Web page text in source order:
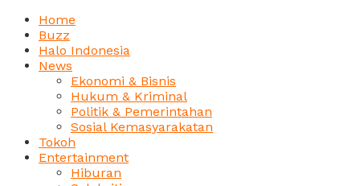
Home
Buzz
Halo Indonesia
News
Ekonomi & Bisnis
Hukum & Kriminal
Politik & Pemerintahan
Sosial Kemasyarakatan
Tokoh
Entertainment
Hiburan